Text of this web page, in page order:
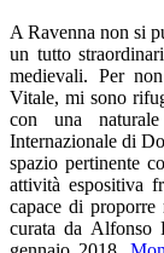
A Ravenna non si
un tutto
medievali. Per
Vitale, mi sono
con una
Internazionale di
spazio pertinente
attività espositiva
capace di proporre
curata da Alfonso